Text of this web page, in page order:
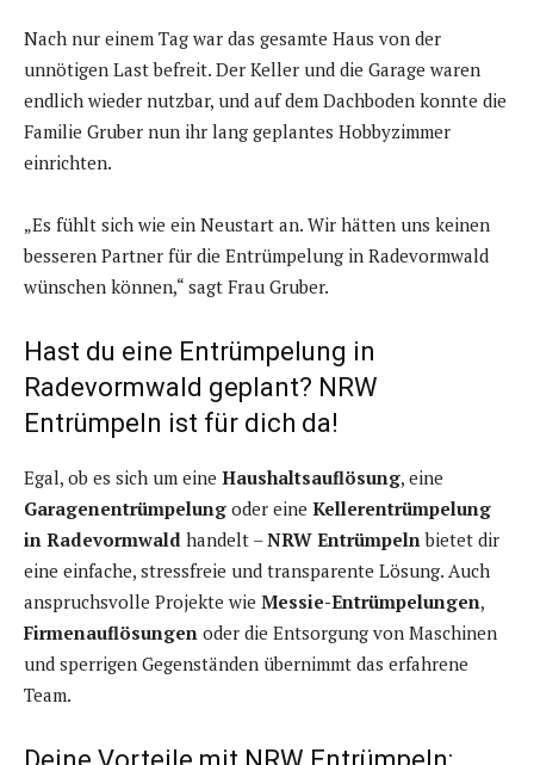
Nach nur einem Tag war das gesamte Haus von der
unnötigen Last befreit. Der Keller und die Garage waren
endlich wieder nutzbar, und auf dem Dachboden konnte die
Familie Gruber nun ihr lang geplantes Hobbyzimmer
einrichten.
„Es fühlt sich wie ein Neustart an. Wir hätten uns keinen
besseren Partner für die Entrümpelung in Radevormwald
wünschen können,“ sagt Frau Gruber.
Hast du eine Entrümpelung in
Radevormwald geplant? NRW
Entrümpeln ist für dich da!
Egal, ob es sich um eine Haushaltsauflösung, eine
Garagenentrümpelung oder eine Kellerentrümpelung
in Radevormwald handelt –NRW Entrümpeln bietet dir
eine einfache, stressfreie und transparente Lösung. Auch
anspruchsvolle Projekte wie Messie-Entrümpelungen,
Firmenauflösungen oder die Entsorgung von Maschinen
und sperrigen Gegenständen übernimmt das erfahrene
Team.